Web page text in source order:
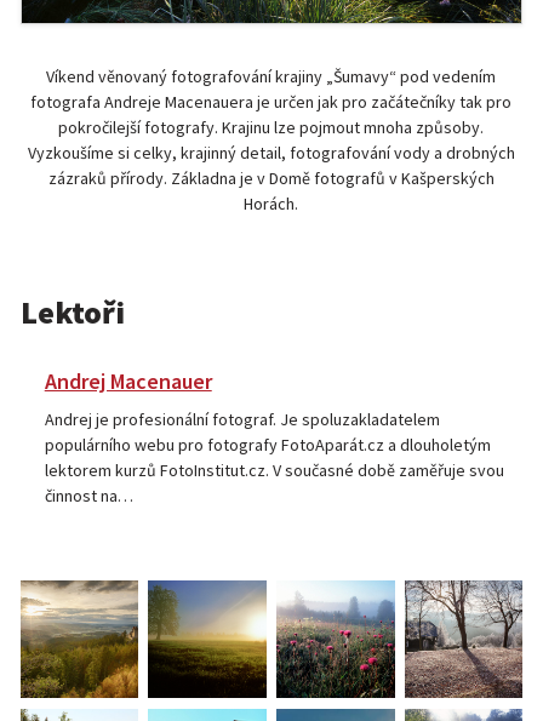
Víkend věnovaný fotografování krajiny „Šumavy“ pod vedením
fotografa Andreje Macenauera je určen jak pro začátečníky tak pro
pokročilejší fotografy. Krajinu lze pojmout mnoha způsoby.
Vyzkoušíme si celky, krajinný detail, fotografování vody a drobných
zázraků přírody. Základna je v Domě fotografů v Kašperských
Horách.
Lektoři
Andrej Macenauer
Andrej je profesionální fotograf. Je spoluzakladatelem
populárního webu pro fotografy FotoAparát.cz a dlouholetým
lektorem kurzů FotoInstitut.cz. V současné době zaměřuje svou
činnost na…